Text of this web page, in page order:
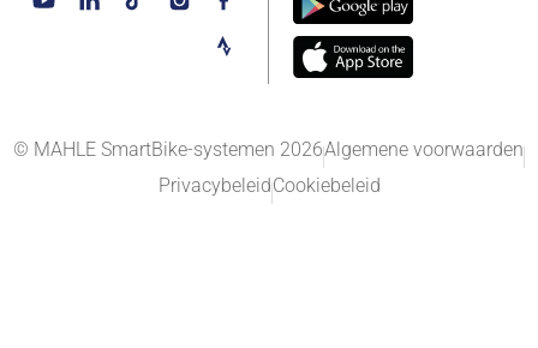
© MAHLE SmartBike-systemen 2026Algemene voorwaarden
PrivacybeleidCookiebeleid